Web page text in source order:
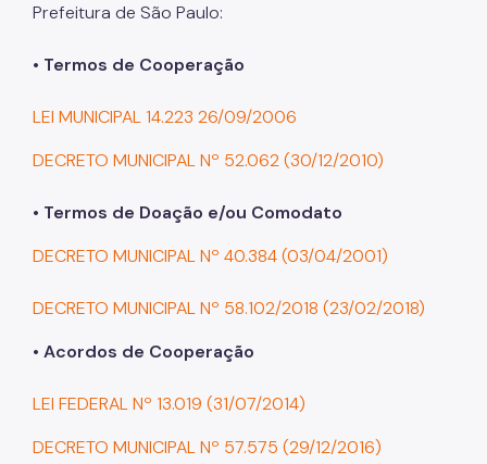
Prefeitura de São Paulo:
• Termos de Cooperação
LEI MUNICIPAL 14.223 26/09/2006
DECRETO MUNICIPAL Nº 52.062 (30/12/2010)
• Termos de Doação e/ou Comodato
DECRETO MUNICIPAL Nº 40.384 (03/04/2001)
DECRETO MUNICIPAL Nº 58.102/2018 (23/02/2018)
• Acordos de Cooperação
LEI FEDERAL Nº 13.019 (31/07/2014)
DECRETO MUNICIPAL Nº 57.575 (29/12/2016)